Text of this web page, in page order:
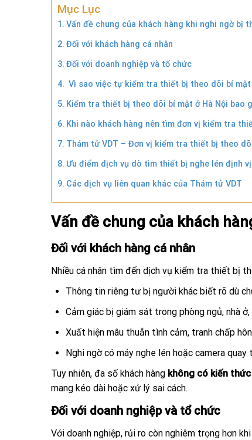
Mục Lục
Vấn đề chung của khách hàng khi nghi ngờ bị
Đối với khách hàng cá nhân
Đối với doanh nghiệp và tổ chức
Vì sao việc tự kiểm tra thiết bị theo dõi bí
Kiểm tra thiết bị theo dõi bí mật ở Hà Nội bao
Khi nào khách hàng nên tìm đơn vị kiểm tra
Thám tử VDT – Đơn vị kiểm tra thiết bị theo
Ưu điểm dịch vụ dò tìm thiết bị nghe lén định
Các dịch vụ liên quan khác của Thám tử VDT
Vấn đề chung của khách
Đối với khách hàng cá nhân
Nhiều cá nhân tìm đến dịch vụ kiểm tra thiết bị
Thông tin riêng tư bị người khác biết rõ dù
Cảm giác bị giám sát trong phòng ngủ, nhà
Xuất hiện mâu thuẫn tình cảm, tranh chấp
Nghi ngờ có máy nghe lén hoặc camera
Tuy nhiên, đa số khách hàng không có kiến
mang kéo dài hoặc xử lý sai cách.
Đối với doanh nghiệp và tổ chức
Với doanh nghiệp, rủi ro còn nghiêm trọng hơn